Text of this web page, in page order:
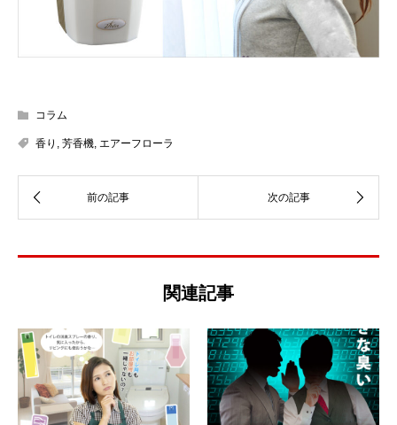
コラム
香り , 芳香機, エアーフローラ
関連記事